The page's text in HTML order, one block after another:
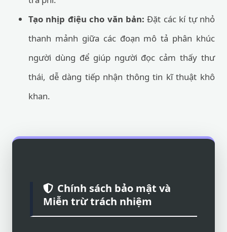
Tạo nhịp điệu cho văn bản: Đặt các kí tự nhỏ
thanh mảnh giữa các đoạn mô tả phân khúc
người dùng để giúp người đọc cảm thấy thư
thái, dễ dàng tiếp nhận thông tin kĩ thuật khô
khan.
Chính sách bảo mật và
Miễn trừ trách nhiệm